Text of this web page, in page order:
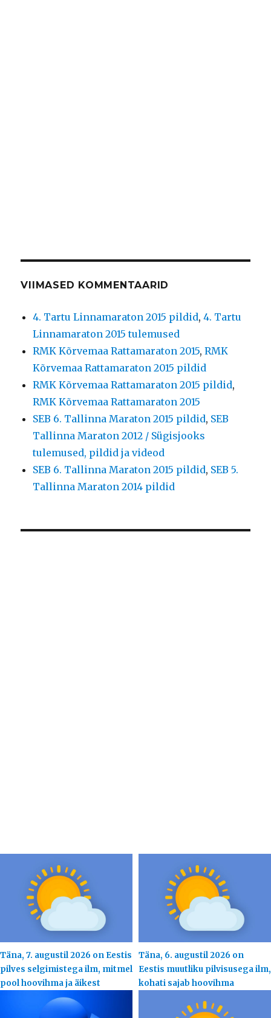
VIIMASED KOMMENTAARID
4. Tartu Linnamaraton 2015 pildid,4. Tartu
Linnamaraton 2015 tulemused
RMK Kõrvemaa Rattamaraton 2015,RMK
Kõrvemaa Rattamaraton 2015 pildid
RMK Kõrvemaa Rattamaraton 2015 pildid,
RMK Kõrvemaa Rattamaraton 2015
SEB 6. Tallinna Maraton 2015 pildid, SEB
Tallinna Maraton 2012 / Sügisjooks
tulemused, pildid ja videod
SEB 6. Tallinna Maraton 2015 pildid, SEB 5.
Tallinna Maraton 2014 pildid
Täna, 7. augustil 2026 on Eestis
pilves selgimistega ilm, mitmel
pool hoovihma ja äikest
Täna, 6. augustil 2026 on
Eestis muutliku pilvisusega ilm,
kohati sajab hoovihma